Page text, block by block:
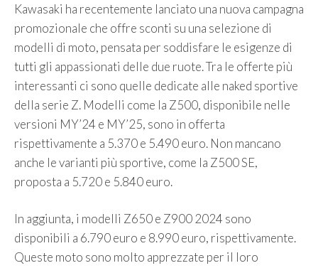
Kawasaki ha recentemente lanciato una nuova campagna
promozionale che offre sconti su una selezione di
modelli di moto, pensata per soddisfare le esigenze di
tutti gli appassionati delle due ruote. Tra le offerte più
interessanti ci sono quelle dedicate alle naked sportive
della serie Z. Modelli come la Z500, disponibile nelle
versioni MY’24 e MY’25, sono in offerta
rispettivamente a 5.370 e 5.490 euro. Non mancano
anche le varianti più sportive, come la Z500 SE,
proposta a 5.720 e 5.840 euro.
In aggiunta, i modelli Z650 e Z900 2024 sono
disponibili a 6.790 euro e 8.990 euro, rispettivamente.
Queste moto sono molto apprezzate per il loro